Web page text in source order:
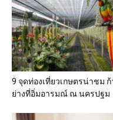
9 จุดท่องเที่ยวเกษตรน่าชม ก้
ย่างที่อิ่มอารมณ์ ณ นครปฐม